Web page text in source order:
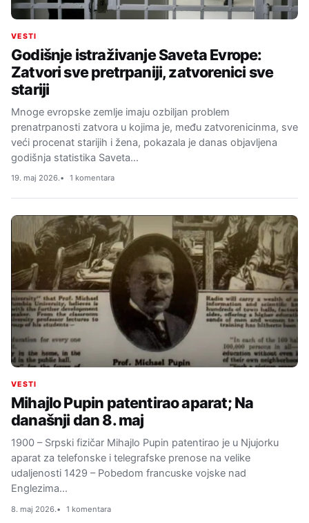
VESTI
Godišnje istraživanje Saveta Evrope:
Zatvori sve pretrpaniji, zatvorenici sve
stariji
Mnoge evropske zemlje imaju ozbiljan problem
prenatrpanosti zatvora u kojima je, među zatvorenicinma, sve
veći procenat starijih i žena, pokazala je danas objavljena
godišnja statistika Saveta…
19. maj 2026. 1 komentara
VESTI
Mihajlo Pupin patentirao aparat; Na
današnji dan 8. maj
1900 – Srpski fizičar Mihajlo Pupin patentirao je u Njujorku
aparat za telefonske i telegrafske prenose na velike
udaljenosti 1429 – Pobedom francuske vojske nad
Englezima…
8. maj 2026. 1 komentara